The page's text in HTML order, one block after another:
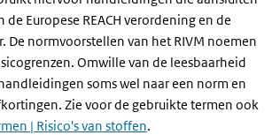
Europese REACH verordening en de
De normvoorstellen van het RIVM noemen
Omwille van de leesbaarheid
soms wel naar een norm en
Zie voor de gebruikte termen ook
| Risico's van stoffen.